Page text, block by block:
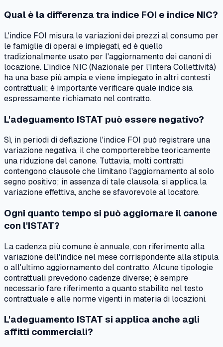
Qual è la differenza tra indice FOI e indice NIC?
L'indice FOI misura le variazioni dei prezzi al consumo per
le famiglie di operai e impiegati, ed è quello
tradizionalmente usato per l'aggiornamento dei canoni di
locazione. L'indice NIC (Nazionale per l'Intera Collettività)
ha una base più ampia e viene impiegato in altri contesti
contrattuali; è importante verificare quale indice sia
espressamente richiamato nel contratto.
L'adeguamento ISTAT può essere negativo?
Sì, in periodi di deflazione l'indice FOI può registrare una
variazione negativa, il che comporterebbe teoricamente
una riduzione del canone. Tuttavia, molti contratti
contengono clausole che limitano l'aggiornamento al solo
segno positivo; in assenza di tale clausola, si applica la
variazione effettiva, anche se sfavorevole al locatore.
Ogni quanto tempo si può aggiornare il canone
con l'ISTAT?
La cadenza più comune è annuale, con riferimento alla
variazione dell'indice nel mese corrispondente alla stipula
o all'ultimo aggiornamento del contratto. Alcune tipologie
contrattuali prevedono cadenze diverse; è sempre
necessario fare riferimento a quanto stabilito nel testo
contrattuale e alle norme vigenti in materia di locazioni.
L'adeguamento ISTAT si applica anche agli
affitti commerciali?